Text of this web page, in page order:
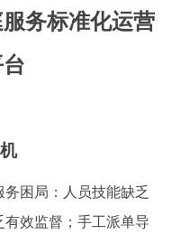
务标准化运营
困局：人员技能缺乏
效监督；手工派单导